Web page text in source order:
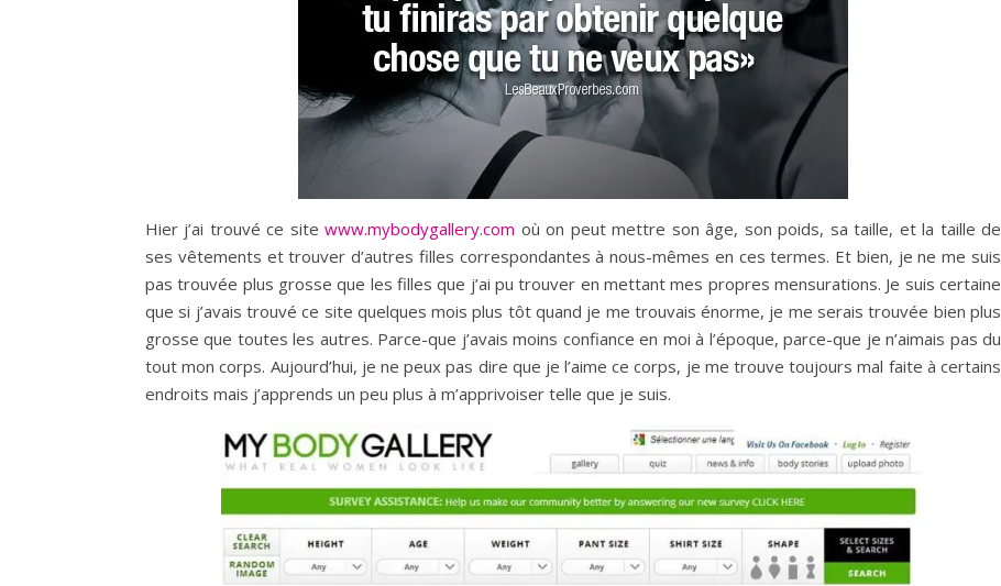
Hier j’ai trouvé ce sitewww.mybodygallery.com où on peut mettre son âge, son poids, sa taille, et la taille de
ses vêtements et trouver d’autres filles correspondantes à nous-mêmes en ces termes. Et bien, je ne me suis
pas trouvée plus grosse que les filles que j’ai pu trouver en mettant mes propres mensurations. Je suis certaine
que si j’avais trouvé ce site quelques mois plus tôt quand je me trouvais énorme, je me serais trouvée bien plus
grosse que toutes les autres. Parce-que j’avais moins confiance en moi à l’époque, parce-que je n’aimais pas du
tout mon corps. Aujourd’hui, je ne peux pas dire que je l’aime ce corps, je me trouve toujours mal faite à certains
endroits mais j’apprends un peu plus à m’apprivoiser telle que je suis.